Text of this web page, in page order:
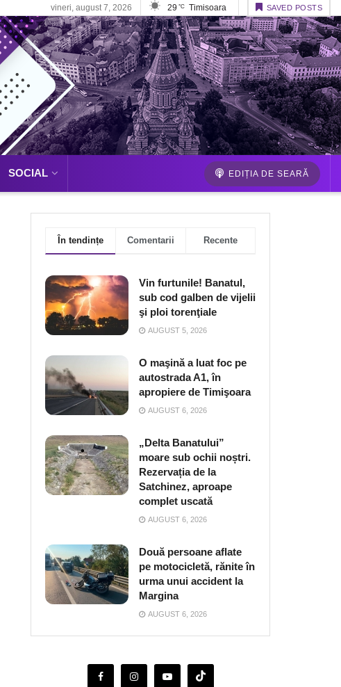
vineri, august 7, 2026 29 °C Timisoara SAVED POSTS
SOCIAL EDIȚIA DE SEARĂ
În tendințe Comentarii Recente
Vin furtunile! Banatul,
sub cod galben de vijelii
şi ploi torenţiale
AUGUST 5, 2026
O maşină a luat foc pe
autostrada A1, în
apropiere de Timişoara
AUGUST 6, 2026
„Delta Banatului”
moare sub ochii noștri.
Rezervația de la
Satchinez, aproape
complet uscată
AUGUST 6, 2026
Două persoane aflate
pe motocicletă, rănite în
urma unui accident la
Margina
AUGUST 6, 2026